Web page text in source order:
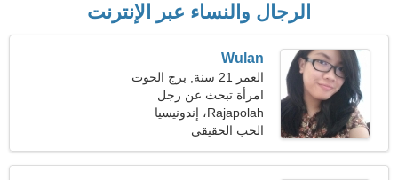
الرجال والنساء عبر الإنترنت
Wulan
العمر 21 سنة, برج الحوت
امرأة تبحث عن رجل
Rajapolah، إندونيسيا
الحب الحقيقي